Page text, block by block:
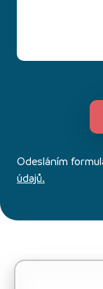
Odesláním
údajů.